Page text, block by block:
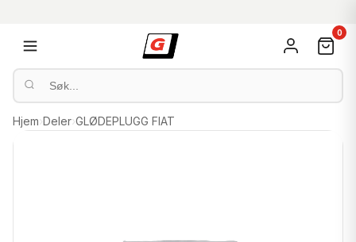
0
Hjem›Deler›GLØDEPLUGG FIAT